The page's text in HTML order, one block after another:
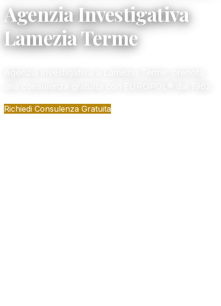
Agenzia Investigativa
Lamezia Terme
Richiedi Consulenza Gratuita